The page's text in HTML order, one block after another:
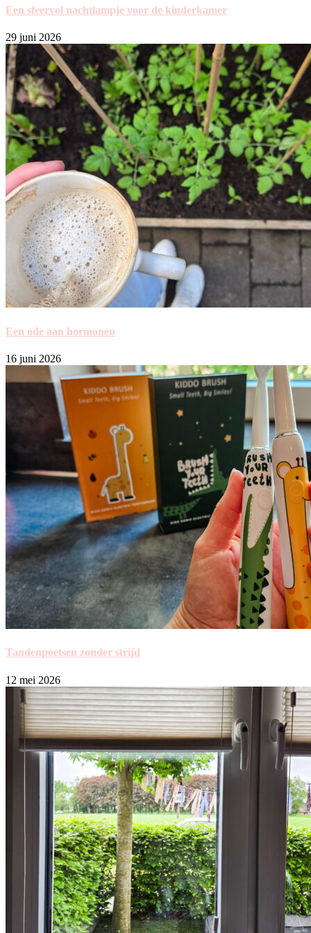
Een sfeervol nachtlampje voor de kinderkamer
29 juni 2026
Een ode aan hormonen
16 juni 2026
Tandenpoetsen zonder strijd
12 mei 2026